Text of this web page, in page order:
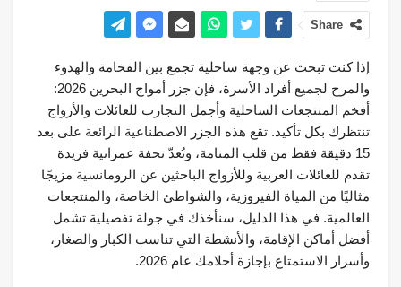
Share
إذا كنت تبحث عن وجهة ساحلية تجمع بين الفخامة والهدوء
والمرح لجميع أفراد الأسرة، فإن جزر أمواج البحرين 2026:
أفخم المنتجعات الساحلية وأجمل التجارب للعائلات والأزواج
تنتظرك بكل تأكيد. تقع هذه الجزر الاصطناعية الرائعة على بعد
15 دقيقة فقط من قلب المنامة، وتُعدّ تحفة عمرانية فريدة
تقدم للعائلات العربية وللأزواج الباحثين عن الرومانسية مزيجًا
مثاليًا من المياة الفيروزية، والشواطئ الخاصة، والمنتجعات
العالمية. في هذا الدليل، سنأخذك في جولة تفصيلية تشمل
أفضل أماكن الإقامة، والأنشطة التي تناسب الكبار والصغار،
وأسرار الاستمتاع بإجازة أحلامك عام 2026.